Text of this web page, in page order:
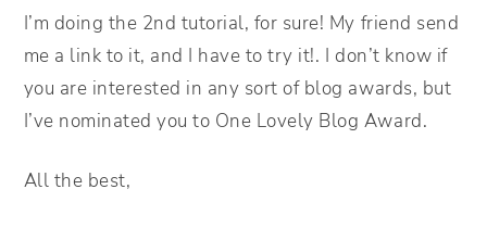
I’m doing the 2nd tutorial, for sure! My friend send
me a link to it, and I have to try it!. I don’t know if
you are interested in any sort of blog awards, but
I’ve nominated you to One Lovely Blog Award.
All the best,